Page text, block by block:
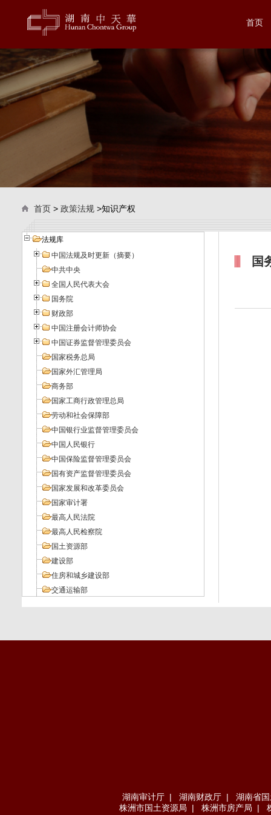
首页
首页> 政策法规>知识产权
法规库
中国法规及时更新（摘要）
中共中央
全国人民代表大会
国务院
财政部
中国注册会计师协会
中国证券监督管理委员会
国家税务总局
国家外汇管理局
商务部
国家工商行政管理总局
劳动和社会保障部
中国银行业监督管理委员会
中国人民银行
中国保险监督管理委员会
国有资产监督管理委员会
国家发展和改革委员会
国家审计署
最高人民法院
最高人民检察院
国土资源部
建设部
住房和城乡建设部
交通运输部
国
湖南审计厅 | 湖南财政厅 |
湖南省
株洲市国土资源局
| 株洲市房产局 |